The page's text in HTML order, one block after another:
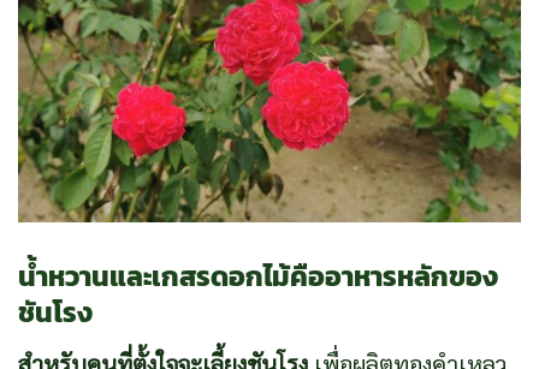
น้ำหวานและเกสรดอกไม้คืออาหารหลักของ
ชันโรง
สำหรับคนที่ตั้งใจจะเลี้ยงชันโรง เพื่อผลิตทองคำเหลว